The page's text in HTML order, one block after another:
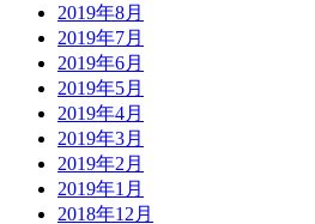
2019年8月
2019年7月
2019年6月
2019年5月
2019年4月
2019年3月
2019年2月
2019年1月
2018年12月